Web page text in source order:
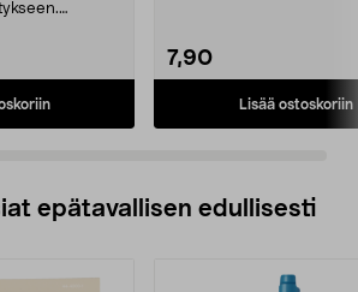
7,90
Lisää ostoskoriin
epätavallisen edullisesti